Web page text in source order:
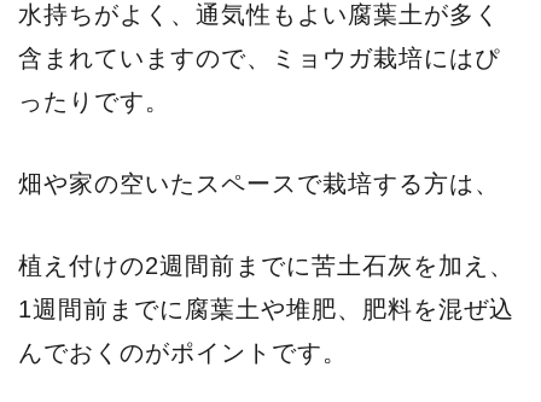
水持ちがよく、通気性もよい腐葉土が多く
含まれていますので、ミョウガ栽培にはぴ
ったりです。
畑や家の空いたスペースで栽培する方は、
植え付けの2週間前までに苦土石灰を加え、
1週間前までに腐葉土や堆肥、肥料を混ぜ込
んでおくのがポイントです。